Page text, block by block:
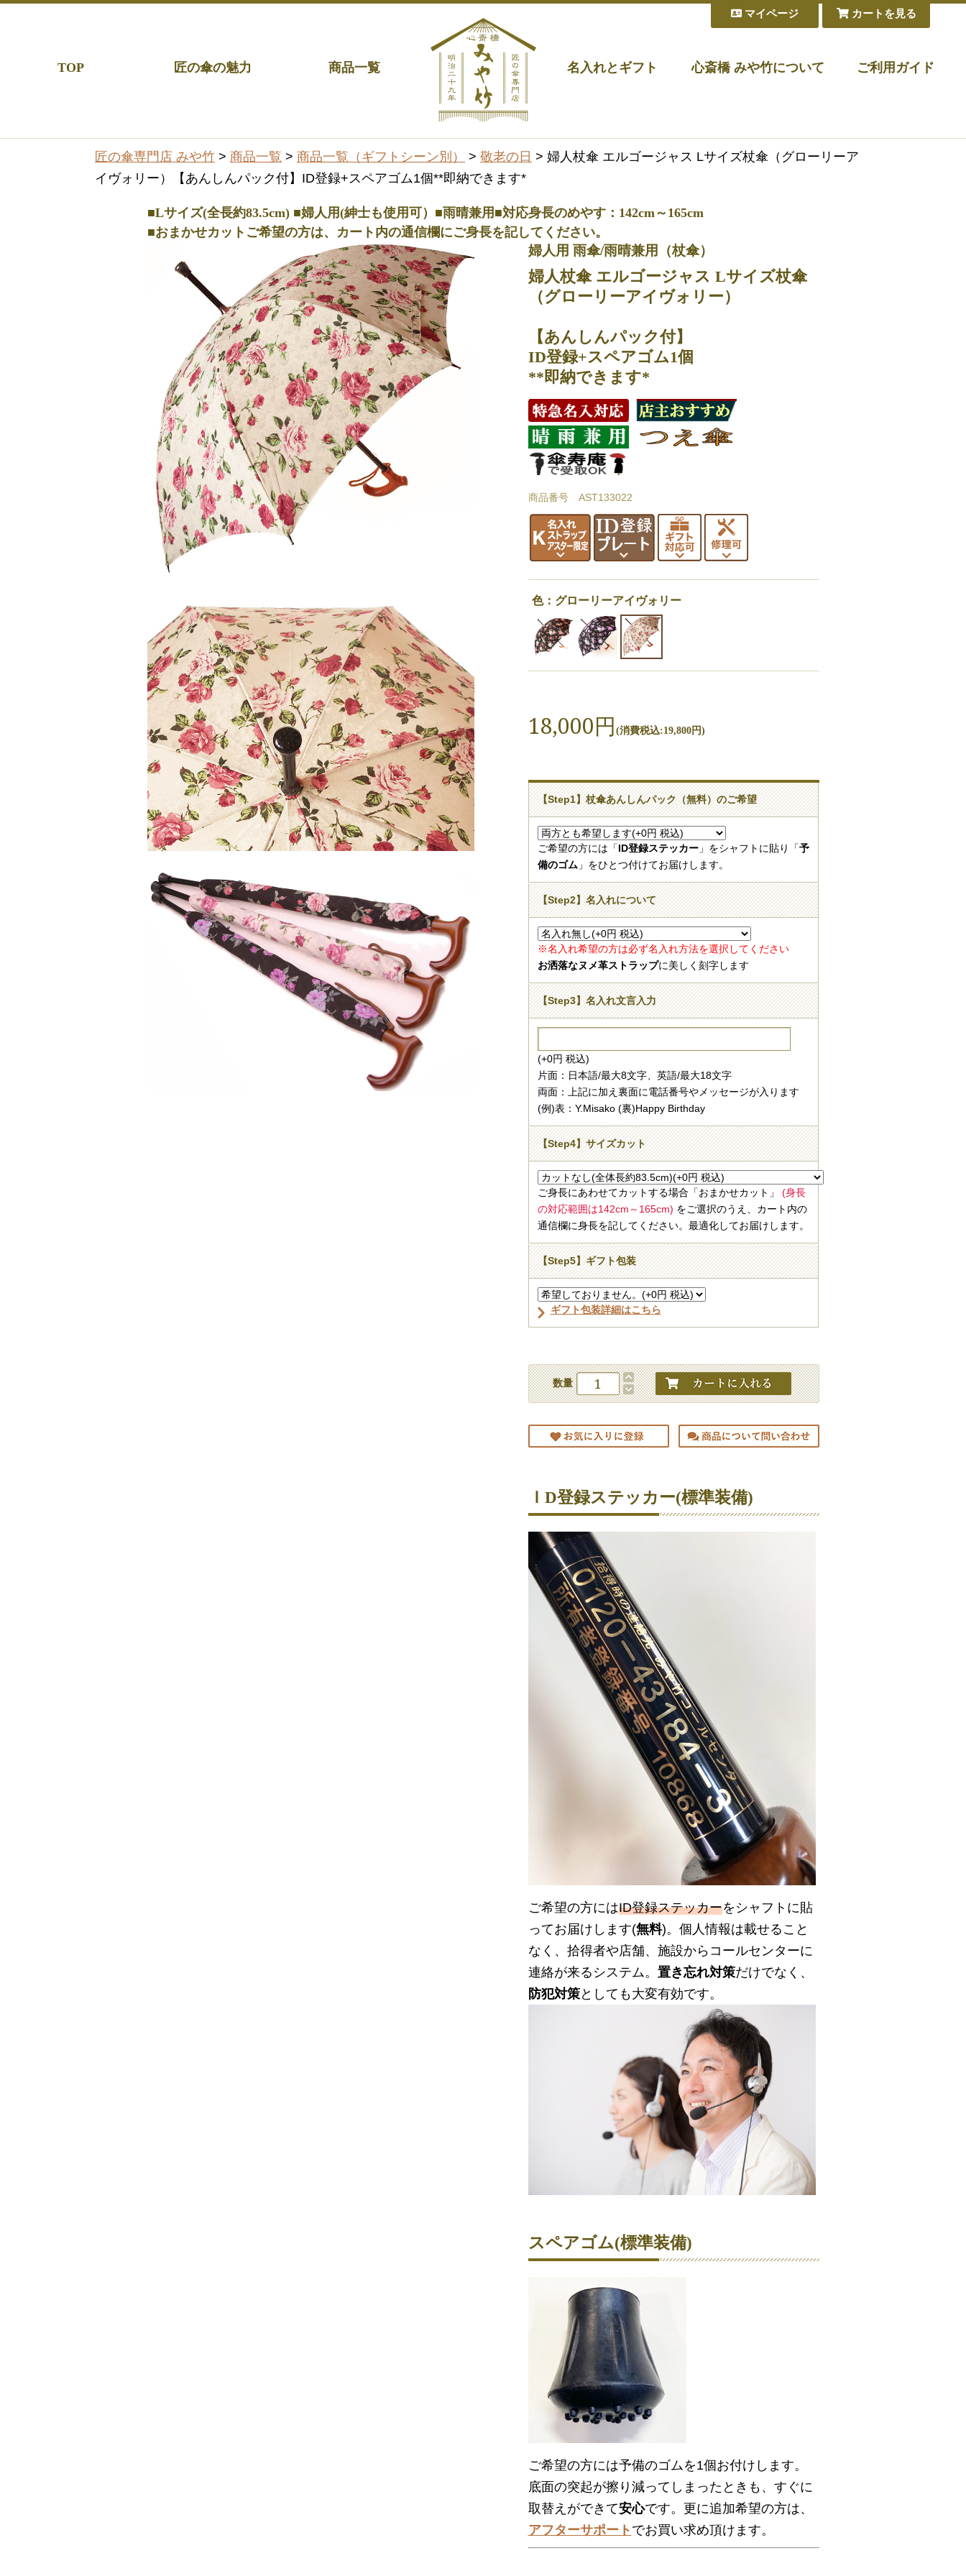
TOP 匠の傘の魅力 商品一覧 名入れとギフト 心斎橋 みや竹について ご利用ガイド
カートを見る
マイページ
匠の傘専門店 みや竹 > 商品一覧 > 商品一覧（ギフトシーン別） > 敬老の日 > 婦人杖傘 エルゴージャス Lサイズ杖傘（グローリーア
イヴォリー）【あんしんパック付】ID登録+スペアゴム1個**即納できます*
■Lサイズ(全長約83.5cm) ■婦人用(紳士も使用可）■雨晴兼用■対応身長のめやす：142cm～165cm
■おまかせカットご希望の方は、カート内の通信欄にご身長を記してください。
婦人用 雨傘/雨晴兼用（杖傘）
婦人杖傘 エルゴージャス Lサイズ杖傘
（グローリーアイヴォリー）
【あんしんパック付】
ID登録+スペアゴム1個
**即納できます*
商品番号 AST133022
色：グローリーアイヴォリー
18,000円 (消費税込:19,800円)
【Step1】杖傘あんしんパック（無料）のご希望
ご希望の方には「ID登録ステッカー」をシャフトに貼り「予
備のゴム 」をひとつ付けてお届けします。
【Step2】名入れについて
※名入れ希望の方は必ず名入れ方法を選択してください
お洒落なヌメ革ストラップに美しく刻字します
【Step3】名入れ文言入力
(+0円 税込)
片面：日本語/最大8文字、英語/最大18文字
両面：上記に加え裏面に電話番号やメッセージが入ります
(例)表：Y.Misako (裏)Happy Birthday
【Step4】サイズカット
ご身長にあわせてカットする場合「おまかせカット」 (身長
の対応範囲は142cm～165cm) をご選択のうえ、カート内の
通信欄に身長を記してください。最適化してお届けします。
【Step5】ギフト包装
ギフト包装詳細はこちら
数量
ＩD登録ステッカー(標準装備)
ご希望の方にはID登録ステッカーをシャフトに貼
ってお届けします(無料)。個人情報は載せること
なく、拾得者や店舗、施設からコールセンターに
連絡が来るシステム。 置き忘れ対策だけでなく、
防犯対策としても大変有効です。
スペアゴム(標準装備)
ご希望の方には予備のゴムを1個お付けします。
底面の突起が擦り減ってしまったときも、すぐに
取替えができて安心です。更に追加希望の方は、
アフターサポート でお買い求め頂けます。